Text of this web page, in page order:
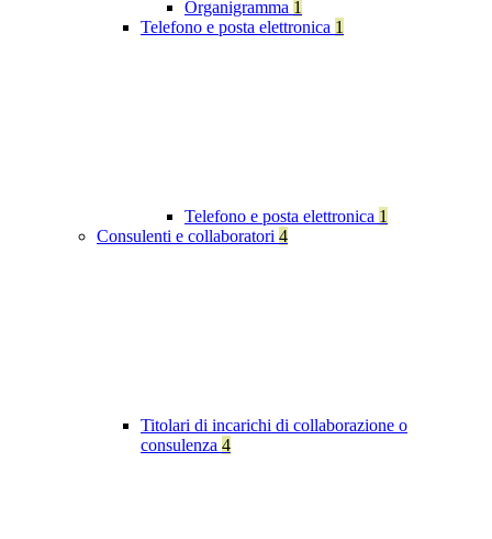
Organigramma 1
Telefono e posta elettronica 1
Telefono e posta elettronica 1
Consulenti e collaboratori 4
Titolari di incarichi di collaborazione o
consulenza 4